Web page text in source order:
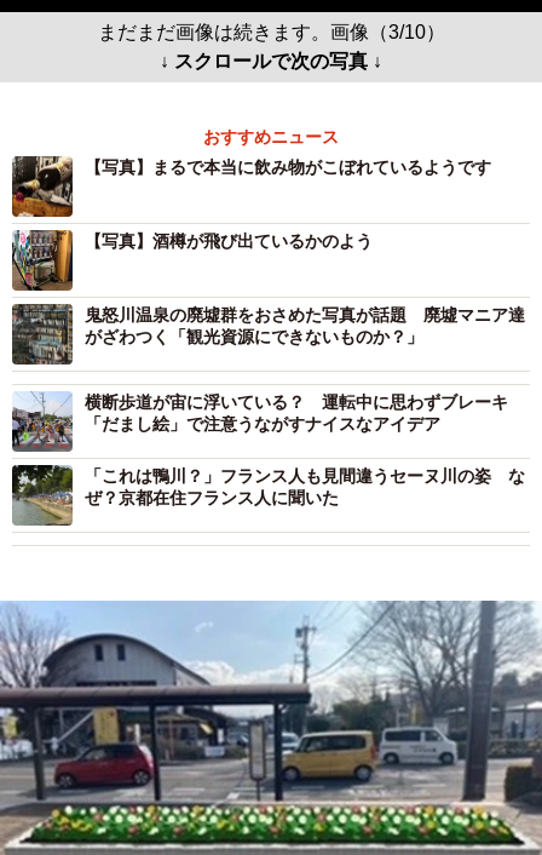
まだまだ画像は続きます。画像（3/10）
↓ スクロールで次の写真 ↓
おすすめニュース
【写真】まるで本当に飲み物がこぼれているようです
【写真】酒樽が飛び出ているかのよう
鬼怒川温泉の廃墟群をおさめた写真が話題 廃墟マニア達
がざわつく「観光資源にできないものか？」
横断歩道が宙に浮いている？ 運転中に思わずブレーキ
「だまし絵」で注意うながすナイスなアイデア
「これは鴨川？」フランス人も見間違うセーヌ川の姿 な
ぜ？京都在住フランス人に聞いた